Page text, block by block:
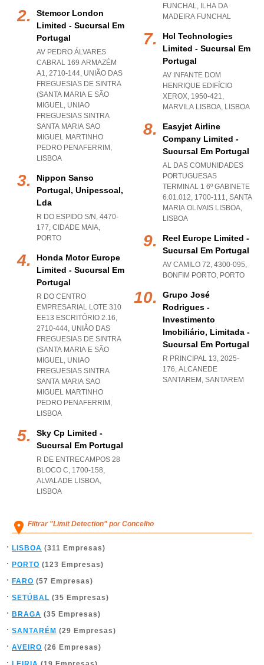
Stemcor London
Limited - Sucursal Em
Portugal
AV PEDRO ÁLVARES
CABRAL 169 ARMAZÉM
A1, 2710-144, UNIÃO DAS
FREGUESIAS DE SINTRA
(SANTA MARIA E SÃO
MIGUEL, UNIAO
FREGUESIAS SINTRA
SANTA MARIA SAO
MIGUEL MARTINHO
PEDRO PENAFERRIM ,
LISBOA
Nippon Sanso
Portugal, Unipessoal,
Lda
R DO ESPIDO S/N, 4470-
177, CIDADE MAIA,
PORTO
Honda Motor Europe
Limited - Sucursal Em
Portugal
R DO CENTRO
EMPRESARIAL LOTE 310
EE13 ESCRITÓRIO 2.16,
2710-444, UNIÃO DAS
FREGUESIAS DE SINTRA
(SANTA MARIA E SÃO
MIGUEL, UNIAO
FREGUESIAS SINTRA
SANTA MARIA SAO
MIGUEL MARTINHO
PEDRO PENAFERRIM ,
LISBOA
Sky Cp Limited -
Sucursal Em Portugal
R DE ENTRECAMPOS 28
BLOCO C, 1700-158,
ALVALADE LISBOA,
LISBOA
FUNCHAL, ILHA DA
MADEIRA FUNCHAL
Hcl Technologies
Limited - Sucursal Em
Portugal
AV INFANTE DOM
HENRIQUE EDIFÍCIO
XEROX, 1950-421,
MARVILA LISBOA, LISBOA
Easyjet Airline
Company Limited -
Sucursal Em Portugal
AL DAS COMUNIDADES
PORTUGUESAS
TERMINAL 1 6º GABINETE
6.01.012, 1700-111, SANTA
MARIA OLIVAIS LISBOA,
LISBOA
Reel Europe Limited -
Sucursal Em Portugal
AV CAMILO 72, 4300-095,
BONFIM PORTO, PORTO
Grupo José
Rodrigues -
Investimento
Imobiliário, Limitada -
Sucursal Em Portugal
R PRINCIPAL 13, 2025-
176, ALCANEDE
SANTAREM , SANTAREM
Filtrar "Limit Detection" por Concelho
LISBOA (311 Empresas)
PORTO (123 Empresas)
FARO (57 Empresas)
SETÚBAL (35 Empresas)
BRAGA (35 Empresas)
SANTARÉM (29 Empresas)
AVEIRO (26 Empresas)